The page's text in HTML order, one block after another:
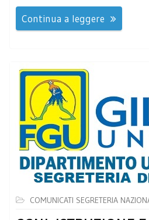
Continua a leggere
COMUNICATI SEGRETERIA